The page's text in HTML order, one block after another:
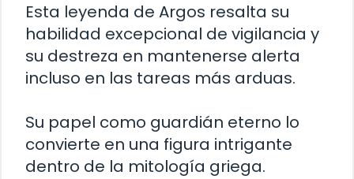
Esta leyenda de Argos resalta su
habilidad excepcional de vigilancia y
su destreza en mantenerse alerta
incluso en las tareas más arduas.
Su papel como guardián eterno lo
convierte en una figura intrigante
dentro de la mitología griega.